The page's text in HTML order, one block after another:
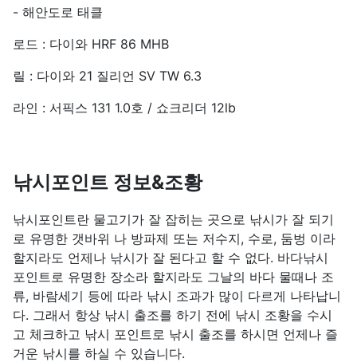
- 해안도로 태클
로드 : 다이와 HRF 86 MHB
릴 : 다이와 21 질리언 SV TW 6.3
라인 : 서픽스 131 1.0호 / 쇼크리더 12lb
낚시포인트 정보&조황
낚시포인트란 물고기가 잘 잡히는 곳으로 낚시가 잘 되기
로 유명한 갯바위 나 방파제 또는 저수지, 수로, 둠벙 이라
할지라도 언제나 낚시가 잘 된다고 할 수 없다. 바다낚시
포인트로 유명한 장소라 할지라도 그날의 바다 물때나 조
류, 바람세기 등에 따라 낚시 조과가 많이 다르게 나타납니
다. 그래서 항상 낚시 출조를 하기 전에 낚시 조황을 수시
고 체크하고 낚시 포인트로 낚시 출조를 하시면 언제나 즐
거운 낚시를 하실 수 있습니다.